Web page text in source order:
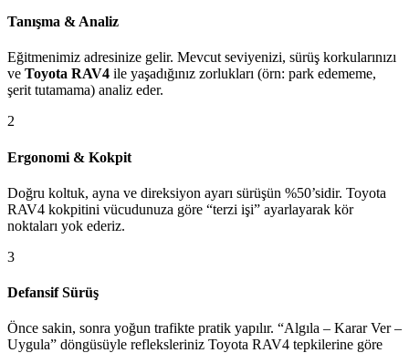
Tanışma & Analiz
Eğitmenimiz adresinize gelir. Mevcut seviyenizi, sürüş korkularınızı
ve Toyota RAV4 ile yaşadığınız zorlukları (örn: park edememe,
şerit tutamama) analiz eder.
2
Ergonomi & Kokpit
Doğru koltuk, ayna ve direksiyon ayarı sürüşün %50’sidir. Toyota
RAV4 kokpitini vücudunuza göre “terzi işi” ayarlayarak kör
noktaları yok ederiz.
3
Defansif Sürüş
Önce sakin, sonra yoğun trafikte pratik yapılır. “Algıla – Karar Ver –
Uygula” döngüsüyle refleksleriniz Toyota RAV4 tepkilerine göre